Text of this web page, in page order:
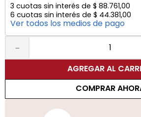
3 cuotas sin interés de $ 88.761,00
6 cuotas sin interés de $ 44.381,00
Ver todos los medios de pago
－
AGREGAR AL
COMPRAR